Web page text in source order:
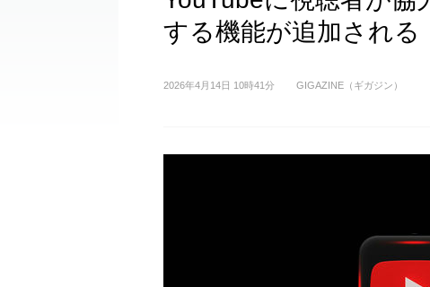
する機能が追加される
2026年4月14日 10時41分 GIGAZINE（ギガジン）